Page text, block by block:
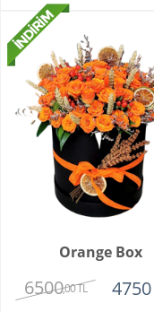
Orange Box
6500,00 TL 4750